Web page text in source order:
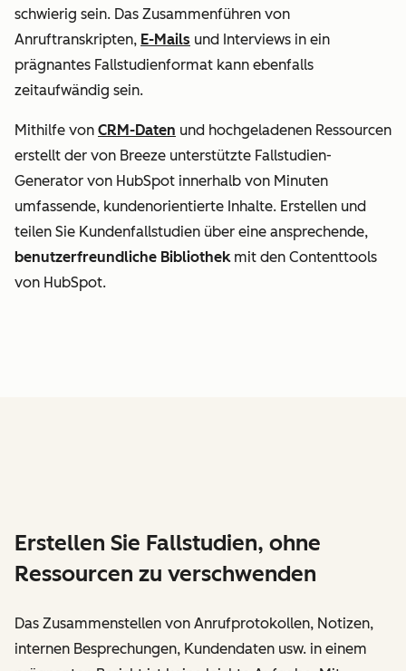
schwierig sein. Das Zusammenführen von
Anruftranskripten, E-Mails und Interviews in ein
prägnantes Fallstudienformat kann ebenfalls
zeitaufwändig sein.
Mithilfe von CRM-Daten und hochgeladenen Ressourcen
erstellt der von Breeze unterstützte Fallstudien-
Generator von HubSpot innerhalb von Minuten
umfassende, kundenorientierte Inhalte. Erstellen und
teilen Sie Kundenfallstudien über eine ansprechende,
benutzerfreundliche Bibliothekmit den Contenttools
von HubSpot.
Erstellen Sie Fallstudien, ohne
Ressourcen zu verschwenden
Das Zusammenstellen von Anrufprotokollen, Notizen,
internen Besprechungen, Kundendaten usw. in einem